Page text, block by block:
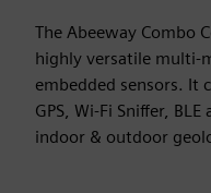
The Abeeway Combo
highly versatile multi-
embedded sensors. It
GPS, Wi-Fi Sniffer,
indoor & outdoor